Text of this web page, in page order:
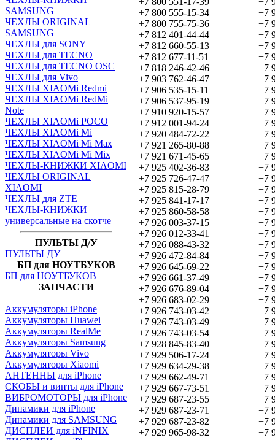
SAMSUNG
ЧЕХЛЫ ORIGINAL
SAMSUNG
ЧЕХЛЫ для SONY
ЧЕХЛЫ для TECNO
ЧЕХЛЫ для TECNO OSC
ЧЕХЛЫ для Vivo
ЧЕХЛЫ XIAOMi Redmi
ЧЕХЛЫ XIAOMi RedMi
Note
ЧЕХЛЫ XIAOMi POCO
ЧЕХЛЫ XIAOMi Mi
ЧЕХЛЫ XIAOMi Mi Max
ЧЕХЛЫ XIAOMi Mi Mix
ЧЕХЛЫ-КНИЖКИ XIAOMI
ЧЕХЛЫ ORIGINAL
XIAOMI
ЧЕХЛЫ для ZTE
ЧЕХЛЫ-КНИЖКИ
универсальные на скотче
ПУЛЬТЫ Д/У
ПУЛЬТЫ ДУ
БП для НОУТБУКОВ
БП для НОУТБУКОВ
ЗАПЧАСТИ
Аккумуляторы iPhone
Аккумуляторы Huawei
Аккумуляторы RealMe
Аккумуляторы Samsung
Аккумуляторы Vivo
Аккумуляторы Xiaomi
АНТЕННЫ для iPhone
СКОБЫ и винты для iPhone
ВИБРОМОТОРЫ для iPhone
Динамики для iPhone
Динамики для SAMSUNG
ДИСПЛЕИ для iNFINIX
+7 800 555-15-34
+7 800 755-75-36
+7 812 401-44-44
+7 812 660-55-13
+7 812 677-11-51
+7 818 246-42-46
+7 903 762-46-47
+7 906 535-15-11
+7 906 537-95-19
+7 910 920-15-57
+7 912 001-94-24
+7 920 484-72-22
+7 921 265-80-88
+7 921 671-45-65
+7 925 402-36-83
+7 925 726-47-47
+7 925 815-28-79
+7 925 841-17-17
+7 925 860-58-58
+7 926 003-37-15
+7 926 012-33-41
+7 926 088-43-32
+7 926 472-84-84
+7 926 645-69-22
+7 926 661-37-49
+7 926 676-89-04
+7 926 683-02-29
+7 926 743-03-42
+7 926 743-03-49
+7 926 743-03-54
+7 928 845-83-40
+7 929 506-17-24
+7 929 634-29-38
+7 929 662-49-71
+7 929 667-73-51
+7 929 687-23-55
+7 929 687-23-71
+7 929 687-23-82
+7 929 965-98-32
+7
+7
+7
+7
+7
+7
+7
+7
+7
+7
+7
+7
+7
+7
+7
+7
+7
+7
+7
+7
+7
+7
+7
+7
+7
+7
+7
+7
+7
+7
+7
+7
+7
+7
+7
+7
+7
+7
+7